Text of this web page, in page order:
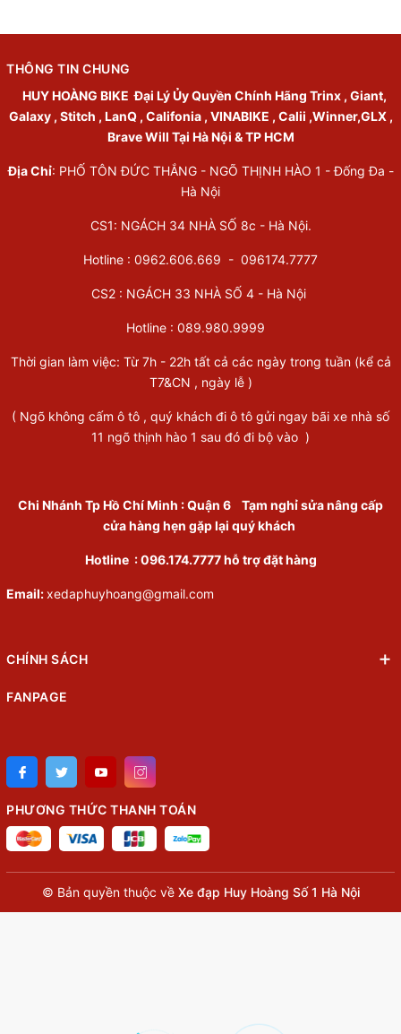
THÔNG TIN CHUNG
HUY HOÀNG BIKE Đại Lý Ủy Quyền Chính Hãng Trinx , Giant,
Galaxy , Stitch , LanQ , Califonia , VINABIKE , Calii ,Winner,GLX ,
Brave Will Tại Hà Nội & TP HCM
Địa Chỉ: PHỐ TÔN ĐỨC THẮNG - NGÕ THỊNH HÀO 1 - Đống Đa -
Hà Nội
CS1: NGÁCH 34 NHÀ SỐ 8c - Hà Nội.
Hotline : 0962.606.669 - 096174.7777
CS2 : NGÁCH 33 NHÀ SỐ 4 - Hà Nội
Hotline : 089.980.9999
Thời gian làm việc: Từ 7h - 22h tất cả các ngày trong tuần (kể cả
T7&CN , ngày lễ )
( Ngõ không cấm ô tô , quý khách đi ô tô gửi ngay bãi xe nhà số
11 ngõ thịnh hào 1 sau đó đi bộ vào )
Chi Nhánh Tp Hồ Chí Minh :Quận 6 Tạm nghỉ sửa nâng cấp
cửa hàng hẹn gặp lại quý khách
Hotline : 096.174.7777 hỗ trợ đặt hàng
Email:xedaphuyhoang@gmail.com
CHÍNH SÁCH
FANPAGE
PHƯƠNG THỨC THANH TOÁN
© Bản quyền thuộc về Xe đạp Huy Hoàng Số 1 Hà Nội